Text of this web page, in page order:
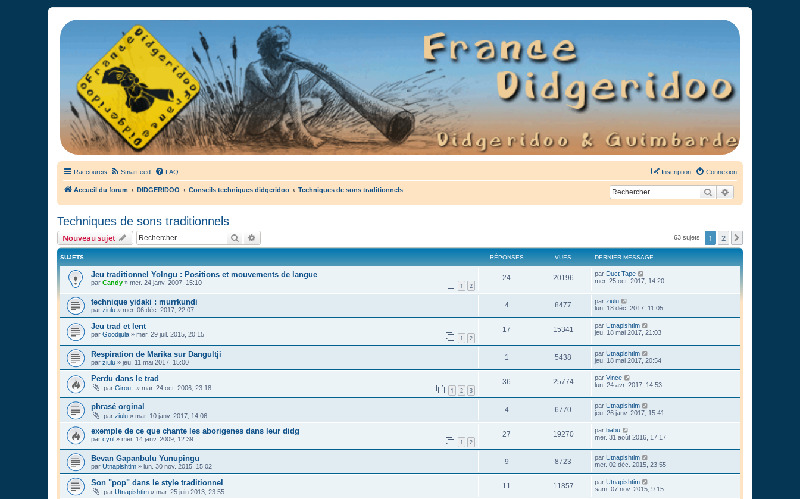
France Didgeridoo
Didgeridoo et Guimbarde sur France Didgeridoo - retrouvez la communauté.
Raccourcis Smartfeed FAQ Connexion
Inscription
Accueil du forum DIDGERIDOO Conseils techniques didgeridoo Techniques de sons traditionnels Rechercher
Techniques de sons traditionnels
Nouveau sujet Rechercher 63 sujets 1 2
SUJETS RÉPONSES VUES DERNIER MESSAGE
Jeu traditionnel Yolngu : Positions et mouvements de langue
par Candy » mer. 24 janv. 2007, 15:10 1 2
24 20196 par Duct Tape
mer. 25 oct. 2017, 14:20
technique yidaki : murrkundi
par ziulu » mer. 06 déc. 2017, 22:07
4 8477 par ziulu
lun. 18 déc. 2017, 11:05
Jeu trad et lent
par Goodijula » mer. 29 juil. 2015, 20:15 1 2
17 15341 par Utnapishtim
jeu. 18 mai 2017, 21:03
Respiration de Marika sur Dangultji
par ziulu » jeu. 11 mai 2017, 15:00
1 5438 par Utnapishtim
jeu. 18 mai 2017, 20:54
Perdu dans le trad
par Girou_ » mar. 24 oct. 2006, 23:18 1 2 3
36 25774 par Vince
lun. 24 avr. 2017, 14:53
phrasé orginal
par ziulu » mar. 10 janv. 2017, 14:06
4 6770 par Utnapishtim
jeu. 26 janv. 2017, 15:41
exemple de ce que chante les aborigenes dans leur didg
par cyril » mer. 14 janv. 2009, 12:39 1 2
27 19270 par babu
mer. 31 août 2016, 17:17
Bevan Gapanbulu Yunupingu
par Utnapishtim » lun. 30 nov. 2015, 15:02
9 8723 par Utnapishtim
mer. 02 déc. 2015, 23:55
Son "pop" dans le style traditionnel
par Utnapishtim » mar. 25 juin 2013, 23:55
11 11857 par Utnapishtim
sam. 07 nov. 2015, 9:15